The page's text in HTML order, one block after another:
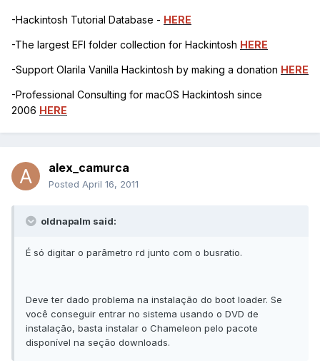
-Hackintosh Tutorial Database - HERE
-The largest EFI folder collection for Hackintosh HERE
-Support Olarila Vanilla Hackintosh by making a donation HERE
-Professional Consulting for macOS Hackintosh since
2006 HERE
alex_camurca
Posted April 16, 2011
oldnapalm said:
É só digitar o parâmetro rd junto com o busratio.
Deve ter dado problema na instalação do boot loader. Se
você conseguir entrar no sistema usando o DVD de
instalação, basta instalar o Chameleon pelo pacote
disponível na seção downloads.